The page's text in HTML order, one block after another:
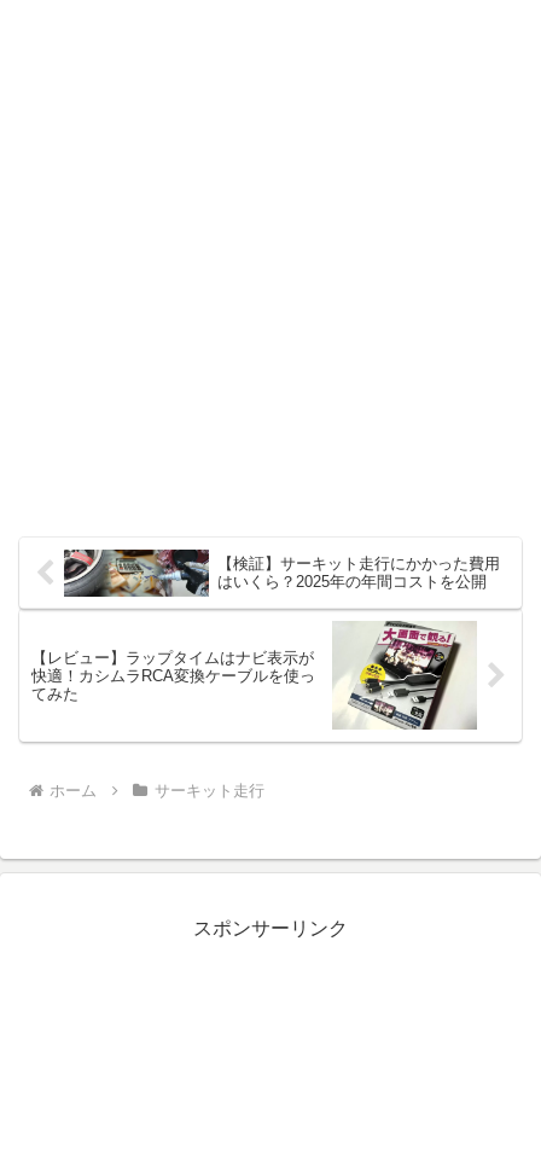
【検証】サーキット走行にかかった費用
はいくら？2025年の年間コストを公開
【レビュー】ラップタイムはナビ表示が
快適！カシムラRCA変換ケーブルを使っ
てみた
ホーム サーキット走行
スポンサーリンク